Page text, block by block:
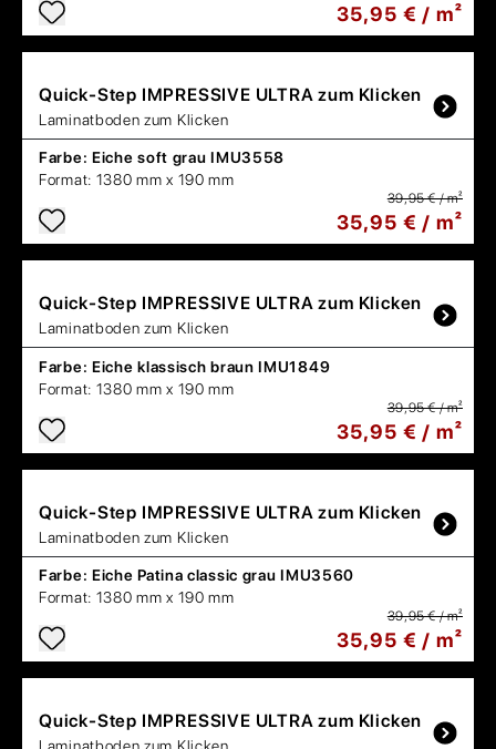
35,95 € / m²
Quick-Step IMPRESSIVE ULTRA zum Klicken
Laminatboden zum Klicken
Farbe: Eiche soft grau IMU3558
Format: 1380 mm x 190 mm
39,95 € / m²
35,95 € / m²
Quick-Step IMPRESSIVE ULTRA zum Klicken
Laminatboden zum Klicken
Farbe: Eiche klassisch braun IMU1849
Format: 1380 mm x 190 mm
39,95 € / m²
35,95 € / m²
Quick-Step IMPRESSIVE ULTRA zum Klicken
Laminatboden zum Klicken
Farbe: Eiche Patina classic grau IMU3560
Format: 1380 mm x 190 mm
39,95 € / m²
35,95 € / m²
Quick-Step IMPRESSIVE ULTRA zum Klicken